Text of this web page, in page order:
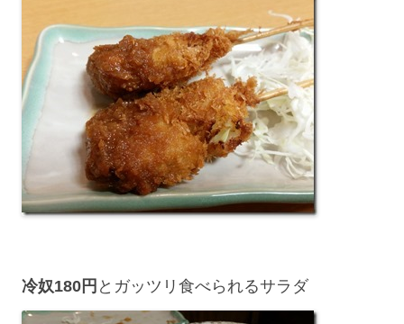
冷奴180円 とガッツリ食べられるサラダ